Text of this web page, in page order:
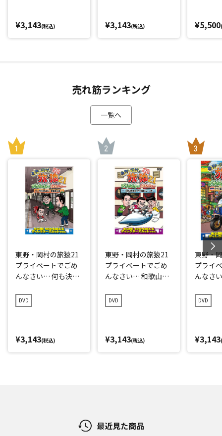
¥3,143(税込) ¥3,143(税込) ¥5,500
売れ筋ランキング
一覧へ
東野・岡村の旅猿21
プライベートでごめ
んなさい… 何も決め
ミアム完全版
DVD
¥3,143(税込)
東野・岡村の旅猿21
プライベートでごめ
んなさい… 和歌山県
ョーへの旅 プレミア
ム完全版
DVD
¥3,143(税込)
東野・
プライ
んなさ
編 プレ
DVD
¥3,143
最近見た商品